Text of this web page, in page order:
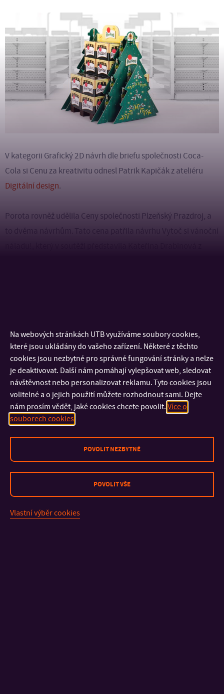
V kategorii Grafický 2D návrh dle briefu společnosti Coca-
Cola si Cenu za kreativitu odnesl Patrik Kapičák z ateliéru
Digitální design.
Porota rovněž udělila Ceny společnosti Plzeňský Prazdroj, a
to dvěma návrhům. Tato cena patřila návrhu Vytoč si vánoční
originálním, kreativním nápadům soutěžících studentů a je
zajímavou příležitostí pro mladé talentované tvůrce a
budoucí odborníky na poli marketingové komunikace.
Letošní ročník soutěže nebyl výjimkou – přinesl řadu
inspirativních studentských návrhů, které soutěžící
prezentovali v rámci třech soutěžních kategorií.
Ocenění byla vítězům a vítězkám soutěže slavnostně předána
v rámci programu akce POPAI DAY 2023, který proběhl 23.
listopadu 2023 v kongresovém centru O2 universum v Praze
Na webových stránkách UTB využíváme soubory cookies,
které jsou ukládány do vašeho zařízení. Některé z těchto
cookies jsou nezbytné pro správné fungování stránky a nelze
je deaktivovat. Další nám pomáhají vylepšovat web, sledovat
návštěvnost nebo personalizovat reklamu. Tyto cookies jsou
volitelné a o jejich použití můžete rozhodnout sami. Dejte
nám prosím vědět, jaké cookies chcete povolit. Více o
souborech cookies
POVOLIT NEZBYTNÉ
POVOLIT VŠE
Vlastní výběr cookies